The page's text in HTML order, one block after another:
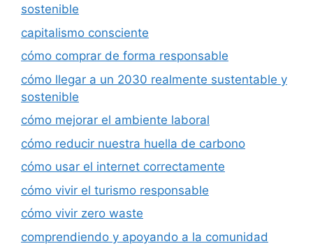
sostenible
capitalismo consciente
cómo comprar de forma responsable
cómo llegar a un 2030 realmente sustentable y
sostenible
cómo mejorar el ambiente laboral
cómo reducir nuestra huella de carbono
cómo usar el internet correctamente
cómo vivir el turismo responsable
cómo vivir zero waste
comprendiendo y apoyando a la comunidad